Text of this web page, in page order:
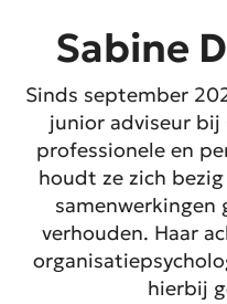
Sabine
Sinds september
junior adviseur bij
professionele en
houdt ze zich
samenwerkingen
verhouden. Haar
hierbij